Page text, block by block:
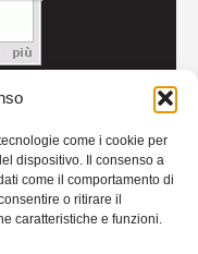
come i cookie per
dispositivo. Il consenso a
come il comportamento di
o ritirare il
caratteristiche e funzioni.